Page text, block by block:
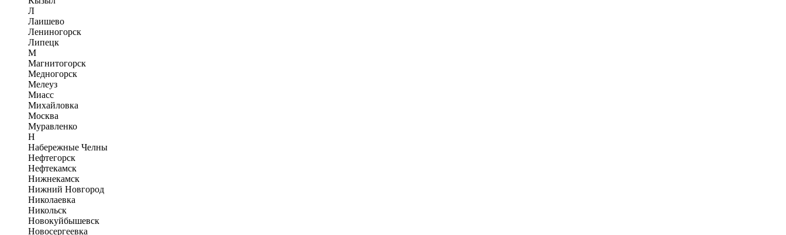
Л
Лаишево
Лениногорск
Липецк
М
Магнитогорск
Медногорск
Мелеуз
Миасс
Михайловка
Москва
Муравленко
Н
Набережные Челны
Нефтегорск
Нефтекамск
Нижнекамск
Нижний Новгород
Николаевка
Никольск
Новокуйбышевск
Новосергеевка